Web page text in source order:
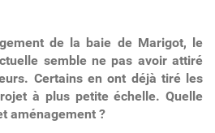
de la baie de Marigot, le
semble ne pas avoir attiré
Certains en ont déjà tiré les
à plus petite échelle. Quelle
aménagement ?